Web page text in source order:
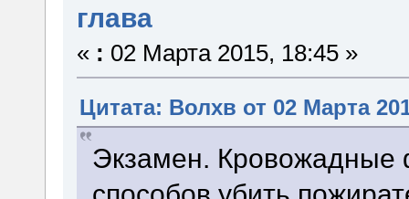
глава
« : 02 Марта 2015, 18:45 »
Цитата: Волхв от 02 Марта
Экзамен.